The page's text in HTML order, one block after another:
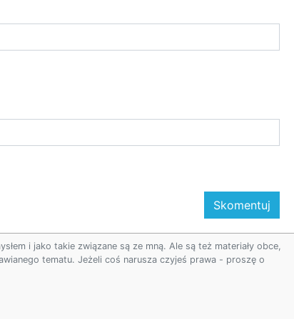
i jako takie związane są ze mną. Ale są też materiały obce,
tematu. Jeżeli coś narusza czyjeś prawa - proszę o